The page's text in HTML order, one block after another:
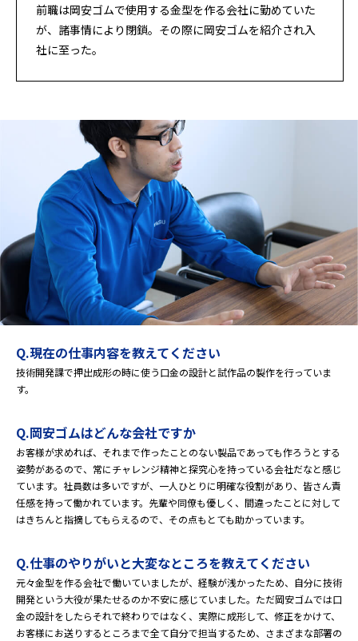
前職は岡安ゴムで使用する金型を作る会社に勤めていた
が、諸事情により閉鎖。その際に岡安ゴムを紹介され入
社に至った。
Q.現在の仕事内容を教えてください
技術開発課で押出成形の時に使う口金の設計と試作品の製作を行っていま
す。
Q.岡安ゴムはどんな会社ですか
お客様が求めれば、それまで作ったことのない製品であっても作ろうとする
姿勢があるので、常にチャレンジ精神と探究心を持っている会社だなと感じ
ています。社員数は多いですが、一人ひとりに明確な役割があり、皆さん責
任感を持って働かれています。先輩や同僚も優しく、間違ったことに対して
はきちんと指摘してもらえるので、その点もとても助かっています。
Q.仕事のやりがいと大変なところを教えてください
元々金型を作る会社で働いていましたが、経験が浅かったため、自分に技術
開発という大役が果たせるのか不安に感じていました。ただ岡安ゴムでは口
金の設計をしたらそれで終わりではなく、実際に成形して、修正をかけて、
お客様にお送りするところまで全て自分で担当するため、さまざまな部署の